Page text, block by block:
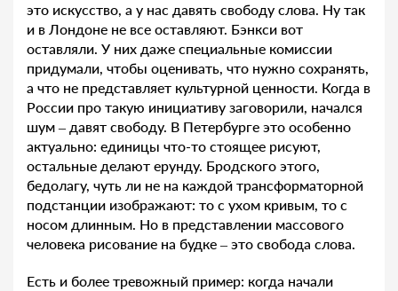
это искусство, а у нас давять свободу слова. Ну так
и в Лондоне не все оставляют. Бэнкси вот
оставляли. У них даже специальные комиссии
придумали, чтобы оценивать, что нужно сохранять,
а что не представляет культурной ценности. Когда в
России про такую инициативу заговорили, начался
шум – давят свободу. В Петербурге это особенно
актуально: единицы что-то стоящее рисуют,
остальные делают ерунду. Бродского этого,
бедолагу, чуть ли не на каждой трансформаторной
подстанции изображают: то с ухом кривым, то с
носом длинным. Но в представлении массового
человека рисование на будке – это свобода слова.
Есть и более тревожный пример: когда начали